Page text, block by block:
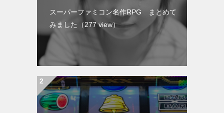
スーパーファミコン名作RPG まとめて
みました
（277 view）